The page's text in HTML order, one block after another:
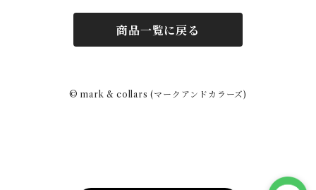
商品一覧に戻る
© mark & collars (マークアンドカラーズ)